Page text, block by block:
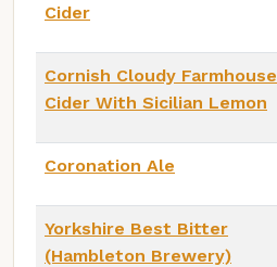
Cider
Cornish Cloudy Farmhouse
Cider With Sicilian Lemon
Coronation Ale
Yorkshire Best Bitter
(Hambleton Brewery)